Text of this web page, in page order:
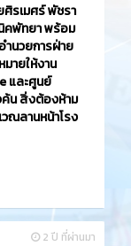
รเมศร์ พัชรา
คพัทยา พร้อม
นวยการฝ่าย
ายให้งาน
และศูนย์
น สิ่งต้องห้าม
ณลานหน้าโรง
2 ปี ที่ผ่านมา